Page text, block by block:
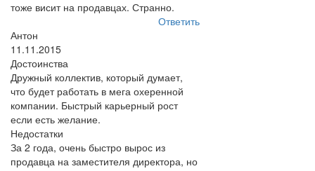
тоже висит на продавцах. Странно.
Ответить
Антон
11.11.2015
Достоинства
Дружный коллектив, который думает,
что будет работать в мега охеренной
компании. Быстрый карьерный рост
если есть желание.
Недостатки
За 2 года, очень быстро вырос из
продавца на заместителя директора, но